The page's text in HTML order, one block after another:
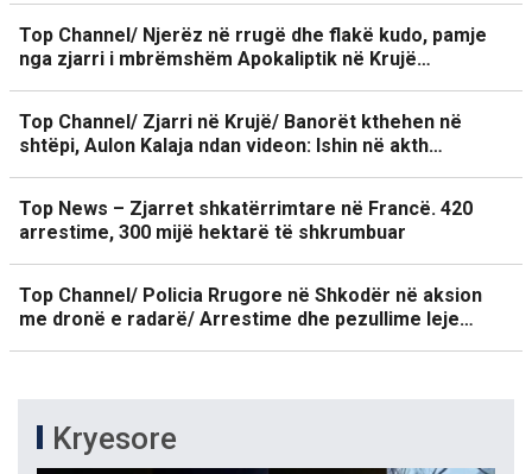
Top Channel/ Njerëz në rrugë dhe flakë kudo, pamje
nga zjarri i mbrëmshëm Apokaliptik në Krujë…
Top Channel/ Zjarri në Krujë/ Banorët kthehen në
shtëpi, Aulon Kalaja ndan videon: Ishin në akth…
Top News – Zjarret shkatërrimtare në Francë. 420
arrestime, 300 mijë hektarë të shkrumbuar
Top Channel/ Policia Rrugore në Shkodër në aksion
me dronë e radarë/ Arrestime dhe pezullime leje…
Kryesore